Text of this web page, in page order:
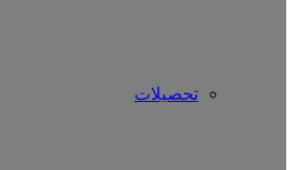
تحصیلات